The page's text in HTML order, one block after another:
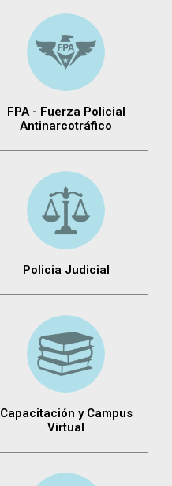
FPA - Fuerza Policial
Antinarcotráfico
Policia Judicial
Capacitación y Campus
Virtual